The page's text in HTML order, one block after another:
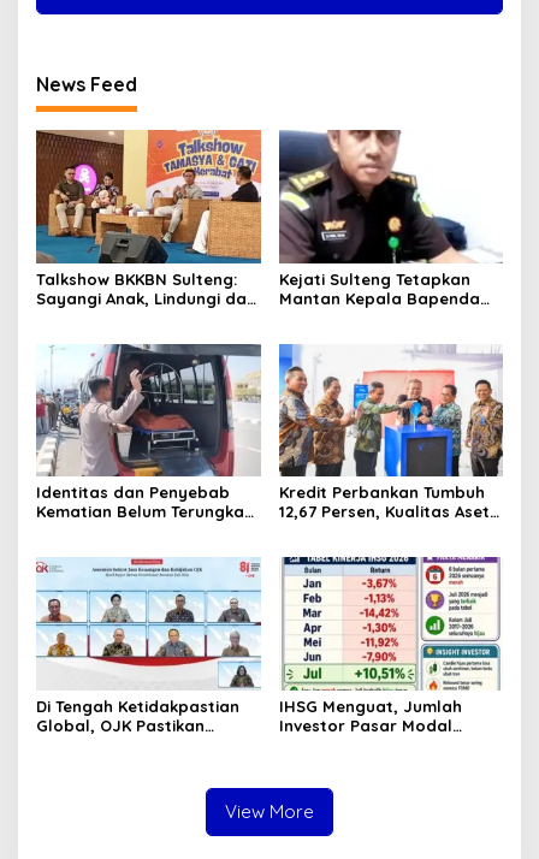
News Feed
Talkshow BKKBN Sulteng:
Sayangi Anak, Lindungi dan
Bijak Bermedia Digital
Kejati Sulteng Tetapkan
Mantan Kepala Bapenda
Pertambangan
Identitas dan Penyebab
Kematian Belum Terungkap,
Pantai Lere Palu, Kondisi
Tubuh Sudah Terurai
Dicabik Buaya
Kredit Perbankan Tumbuh
12,67 Persen, Kualitas Aset
Di Tengah Ketidakpastian
Global, OJK Pastikan
IHSG Menguat, Jumlah
Investor Pasar Modal
View More